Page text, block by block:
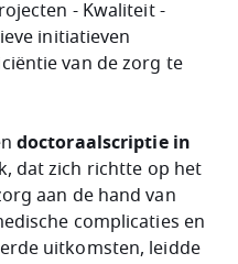
- Kwaliteit -
initiatieven
van de zorg te
doctoraalscriptie in
dat zich richtte op het
aan de hand van
complicaties en
uitkomsten, leidde